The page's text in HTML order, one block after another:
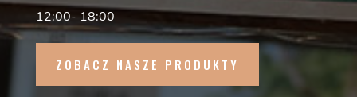
12:00- 18:00
ZOBACZ NASZE PRODUKTY